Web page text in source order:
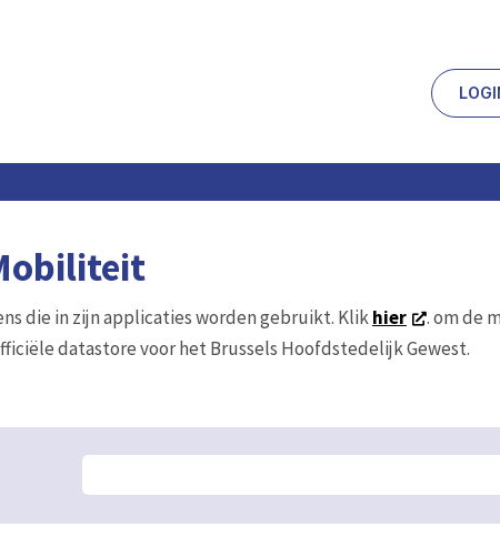
die in zijn applicaties worden gebruikt. Klikhier
. om de
datastore voor het Brussels Hoofdstedelijk Gewest.